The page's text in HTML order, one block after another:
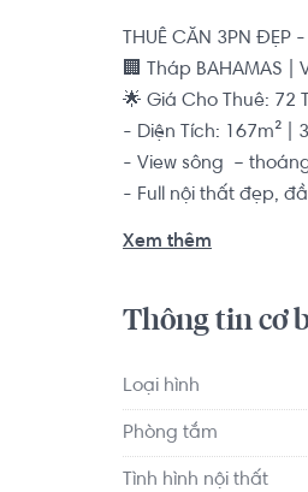
THUÊ CĂN 3PN
🏢 Tháp BAHAMAS |
🌟 Giá Cho Thuê: 72
- Diện Tích: 167m² |
- View sông  –
- Full nội thất đẹp,
City | Price: 21 million.
📞 Liên hệ xem nhà:
căn hộ Diamond
Shophouse....
Xem thêm
Thông tin cơ
Loại hình
Phòng tắm
Tình hình nội thất